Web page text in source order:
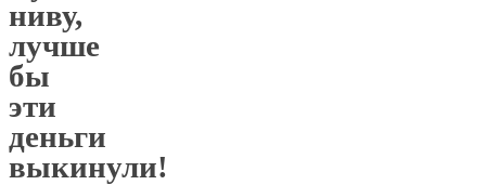
ниву,
лучше
бы
эти
деньги
выкинули!